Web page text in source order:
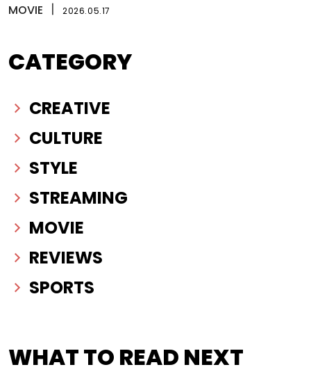
MOVIE 2026.05.17
CATEGORY
CREATIVE
CULTURE
STYLE
STREAMING
MOVIE
REVIEWS
SPORTS
WHAT TO READ NEXT